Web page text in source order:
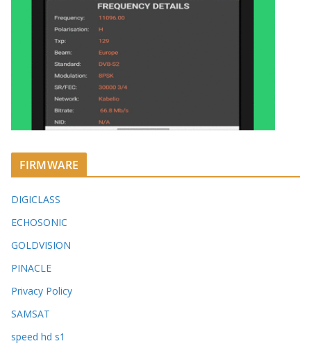
FIRMWARE
DIGICLASS
ECHOSONIC
GOLDVISION
PINACLE
Privacy Policy
SAMSAT
speed hd s1